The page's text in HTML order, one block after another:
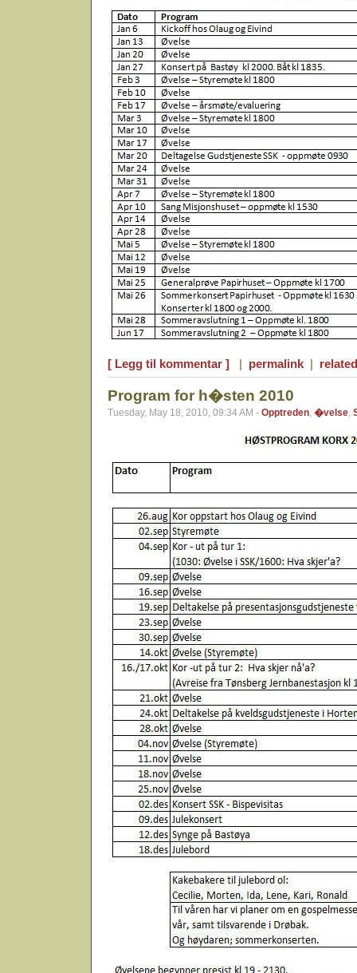
[ Legg til kommentar ] | permalink |
Program for h�sten 2010
Tuesday, May 18, 2010, 09:34 AM - Opptreden, �velse,